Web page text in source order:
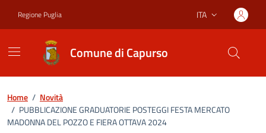
Regione Puglia Lingua attiva:
ITA
Comune di Capurso
Home / Novità
/ PUBBLICAZIONE GRADUATORIE POSTEGGI FESTA MERCATO
MADONNA DEL POZZO E FIERA OTTAVA 2024